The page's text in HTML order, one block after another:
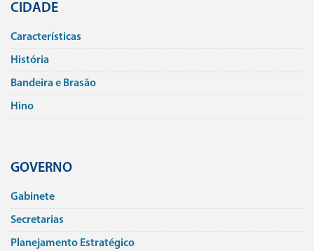
CIDADE
Caracterí­sticas
História
Bandeira e Brasão
Hino
GOVERNO
Gabinete
Secretarias
Planejamento Estratégico